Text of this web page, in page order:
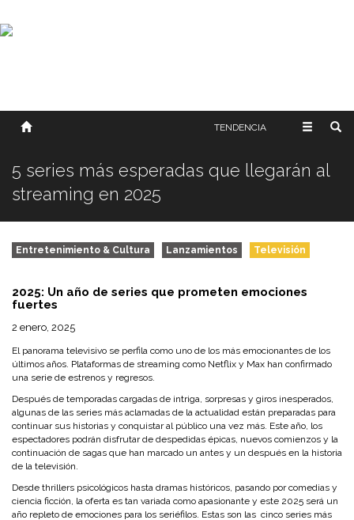
SOBRE NOSOTROS
TENDENCIA
5 series más esperadas que llegarán al
streaming en 2025
Entretenimiento & Cultura Lanzamientos Televisión
2025: Un año de series que prometen emociones
fuertes
2 enero, 2025
El panorama televisivo se perfila como uno de los más emocionantes de los
últimos años. Plataformas de streaming como Netflix y Max han confirmado
una serie de estrenos y regresos.
Después de temporadas cargadas de intriga, sorpresas y giros inesperados,
algunas de las series más aclamadas de la actualidad están preparadas para
continuar sus historias y conquistar al público una vez más. Este año, los
espectadores podrán disfrutar de despedidas épicas, nuevos comienzos y la
continuación de sagas que han marcado un antes y un después en la historia
de la televisión.
Desde thrillers psicológicos hasta dramas históricos, pasando por comedias y
ciencia ficción, la oferta es tan variada como apasionante y este 2025 será un
año repleto de emociones para los seriéfilos. Estas son las cinco series más